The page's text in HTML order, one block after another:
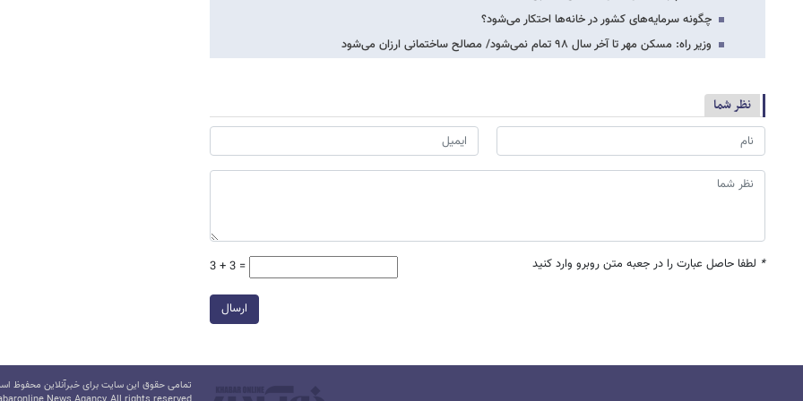
چگونه سرمایه‌های کشور در خانه‌ها احتکار می‌شود؟
وزیر راه: مسکن مهر تا آخر سال ۹۸ تمام نمی‌شود/ مصالح ساختمانی ارزان می‌شود
نظر شما
* لطفا حاصل عبارت را در جعبه متن روبرو وارد کنید 3 + 3 =
ارسال
تمامی حقوق این سایت برای خبرآنلاین محفوظ